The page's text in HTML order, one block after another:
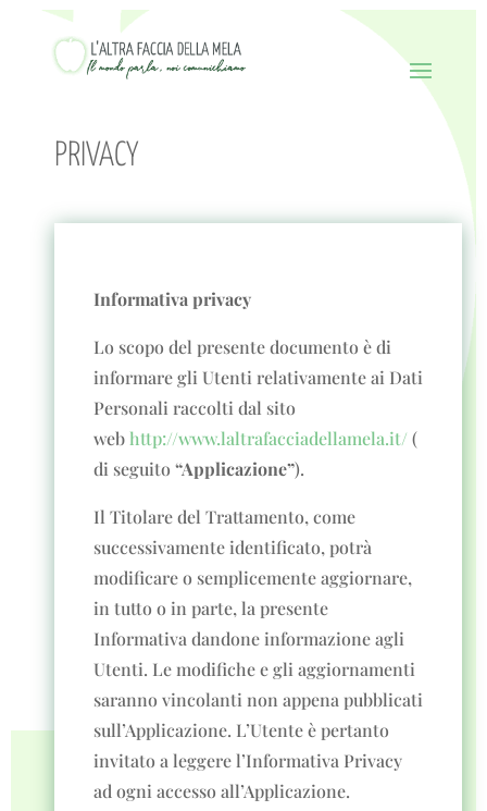
PRIVACY
Informativa privacy
Lo scopo del presente documento è di
informare gli Utenti relativamente ai Dati
Personali raccolti dal sito
webhttp://www.laltrafacciadellamela.it/ (
di seguito “Applicazione”).
Il Titolare del Trattamento, come
successivamente identificato, potrà
modificare o semplicemente aggiornare,
in tutto o in parte, la presente
Informativa dandone informazione agli
Utenti. Le modifiche e gli aggiornamenti
saranno vincolanti non appena pubblicati
sull’Applicazione. L’Utente è pertanto
invitato a leggere l’Informativa Privacy
ad ogni accesso all’Applicazione.